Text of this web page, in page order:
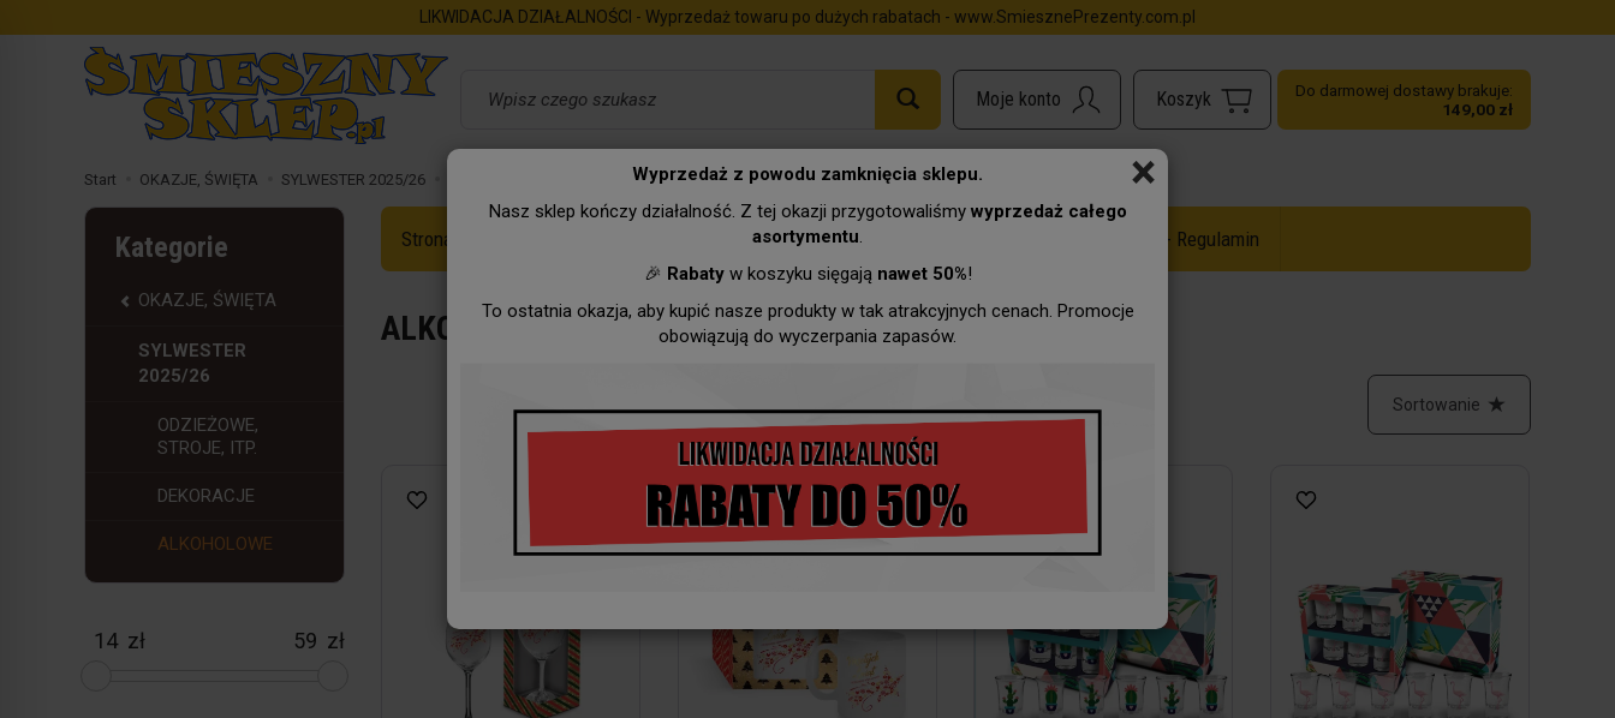
×
Wyprzedaż z powodu zamknięcia sklepu.
Nasz sklep kończy działalność. Z tej okazji przygotowaliśmy wyprzedaż całego
asortymentu.
🎉 Rabatyw koszyku sięgają nawet 50%!
To ostatnia okazja, aby kupić nasze produkty w tak atrakcyjnych cenach. Promocje
obowiązują do wyczerpania zapasów.
LIKWIDACJA DZIAŁALNOŚCI - Wyprzedaż towaru po dużych rabatach - www.SmiesznePrezenty.com.pl
Do darmowej dostawy brakuje:
149,00 zł
Start OKAZJE, ŚWIĘTA SYLWESTER 2025/26
Strona Główna Zawody Wyprzedaż do -50% - Regulamin
ALKOHOLOWE
Sortowanie
Kategorie
OKAZJE, ŚWIĘTA
SYLWESTER
2025/26
ODZIEŻOWE,
STROJE, ITP.
DEKORACJE
ALKOHOLOWE
zł zł